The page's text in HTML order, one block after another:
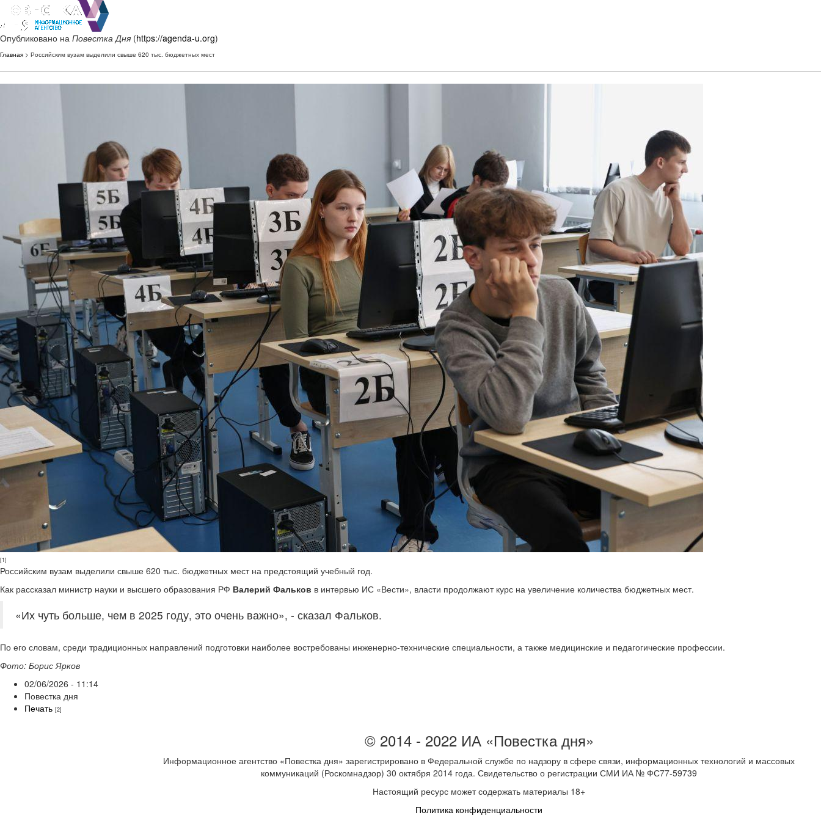
Опубликовано на Повестка Дня (https://agenda-u.org)
Главная > Российским вузам выделили свыше 620 тыс. бюджетных мест
[1]
Российским вузам выделили свыше 620 тыс. бюджетных мест на предстоящий учебный год.
Как рассказал министр науки и высшего образования РФ Валерий Фальков в интервью ИС «Вести», власти продолжают курс на увеличение количества бюджетных мест.
«Их чуть больше, чем в 2025 году, это очень важно», - сказал Фальков.
По его словам, среди традиционных направлений подготовки наиболее востребованы инженерно-технические специальности, а также медицинские и педагогические профессии.
Фото: Борис Ярков
02/06/2026 - 11:14
Повестка дня
Печать [2]
© 2014 - 2022 ИА «Повестка дня»
Информационное агентство «Повестка дня» зарегистрировано в Федеральной службе по надзору в сфере связи, информационных технологий и массовых
коммуникаций (Роскомнадзор) 30 октября 2014 года. Свидетельство о регистрации СМИ ИА № ФС77-59739
Настоящий ресурс может содержать материалы 18+
Политика конфиденциальности